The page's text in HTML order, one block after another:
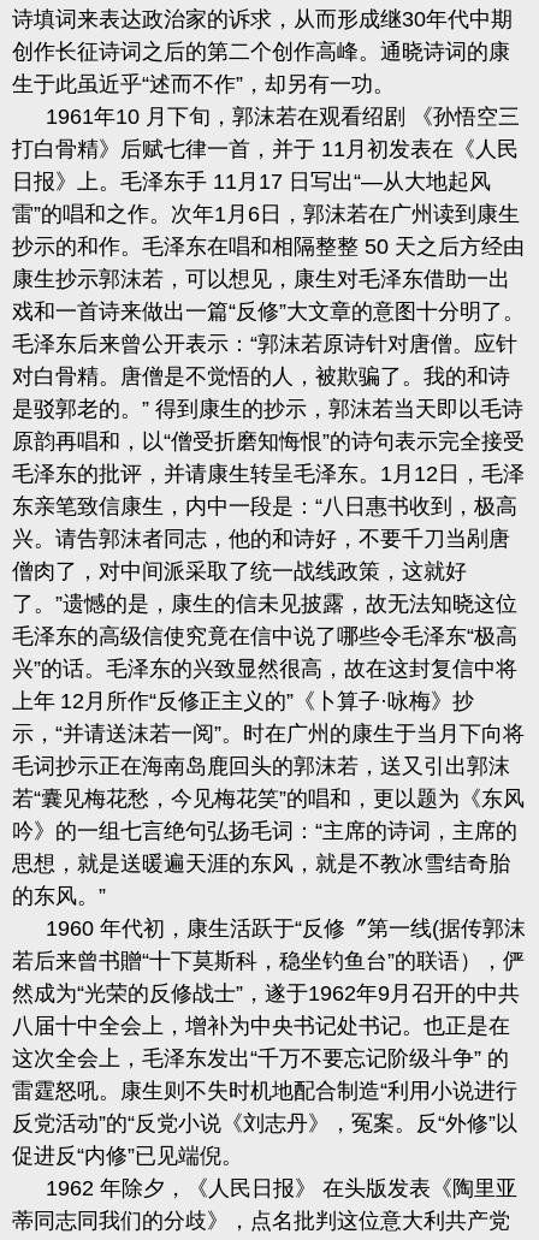
诗填词来表达政治家的诉求，从而形成继30年代中期
创作长征诗词之后的第二个创作高峰。通晓诗词的康
生于此虽近乎“述而不作”，却另有一功。
1961年10 月下旬，郭沫若在观看绍剧 《孙悟空三
打白骨精》后赋七律一首，并于 11月初发表在《人民
日报》上。毛泽东手 11月 17 日写出“—从大地起风
雷”的唱和之作。次年1月 6 日，郭沫若在广州读到康生
抄示的和作。毛泽东在唱和相隔整整 50 天之后方经由
康生抄示郭沫若，可以想见，康生对毛泽东借助一出
戏和一首诗来做出一篇“反修”大文章的意图十分明了。
毛泽东后来曾公开表示： “郭沫若原诗针对唐僧。应针
对白骨精。唐僧是不觉悟的人，被欺骗了。我的和诗
是驳郭老的。 ” 得到康生的抄示，郭沫若当天即以毛诗
原韵再唱和，以“僧受折磨知悔恨”的诗句表示完全接受
毛泽东的批评，并请康生转呈毛泽东。 1月 12 日，毛泽
东亲笔致信康生，内中一段是：“八日惠书收到，极高
兴。请告郭沫者同志，他的和诗好，不要千刀当剐唐
僧肉了，对中间派采取了统一战线政策，这就好
了。 ”遗憾的是，康生的信未见披露，故无法知晓这位
毛泽东的高级信使究竟在信中说了哪些令毛泽东“极高
兴”的话。毛泽东的兴致显然很高，故在这封复信中将
上年 12月所作“反修正主义的”《卜算子·咏梅》抄
示， “并请送沫若一阅”。时在广州的康生于当月下向将
毛词抄示正在海南岛鹿回头的郭沫若，送又引出郭沫
若“囊见梅花愁，今见梅花笑”的唱和，更以题为《东风
吟》的一组七言绝句弘扬毛词：“主席的诗词，主席的
思想，就是送暖遍天涯的东风，就是不教冰雪结奇胎
的东风。”
1960 年代初，康生活跃于“反修〞第一线(据传郭沫
若后来曾书贈“十下莫斯科，稳坐钓鱼台”的联语），俨
然成为“光荣的反修战士”，遂于1962年9月召开的中共
八届十中全会上，增补为中央书记处书记。也正是在
这次全会上，毛泽东发出“千万不要忘记阶级斗争” 的
雷霆怒吼。康生则不失时机地配合制造“利用小说进行
反 党活动”的“反 党小说《刘志丹》，冤案。反“外修”以
促进反“内修”已见端倪。
1962 年除夕，《人民日报》 在头版发表《陶里亚
蒂同志同我们的分歧》，点名批判这位意大利共产党